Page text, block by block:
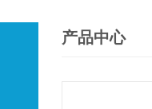
产品中心